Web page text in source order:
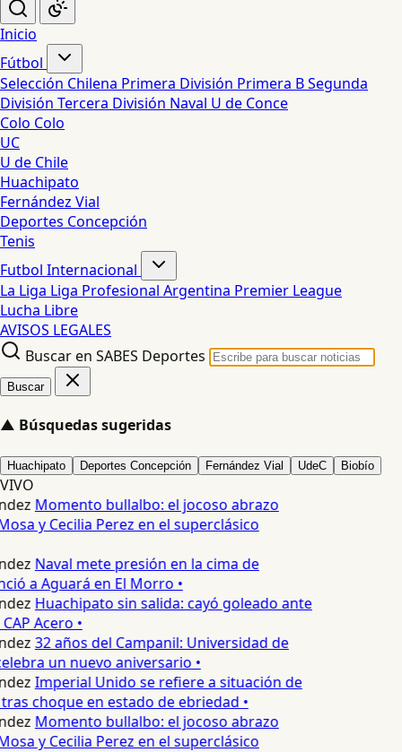
Inicio
Fútbol
Selección Chilena Primera División Primera BSegunda
División Tercera División Naval U de Conce
Colo Colo
UC
U de Chile
Huachipato
Fernández Vial
Deportes Concepción
Tenis
Futbol Internacional
La Liga Liga Profesional Argentina Premier League
Lucha Libre
AVISOS LEGALES
Buscar en SABES Deportes
Buscar
▲ Búsquedas sugeridas
Huachipato Deportes Concepción Fernández Vial UdeC Biobío
VIVO
Momento bullalbo: el jocoso abrazo
y Cecilia Perez en el superclásico
Naval mete presión en la cima de
a Aguará en El Morro •
Huachipato sin salida: cayó goleado ante
Acero •
32 años del Campanil: Universidad de
un nuevo aniversario •
Imperial Unido se refiere a situación de
choque en estado de ebriedad •
Momento bullalbo: el jocoso abrazo
y Cecilia Perez en el superclásico